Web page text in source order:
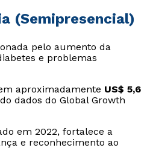
(Semipresencial)
pelo aumento da
e problemas
aproximadamente US$ 5,6
dados do Global Growth
em 2022, fortalece a
e reconhecimento ao